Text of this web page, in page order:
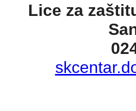
Lice za